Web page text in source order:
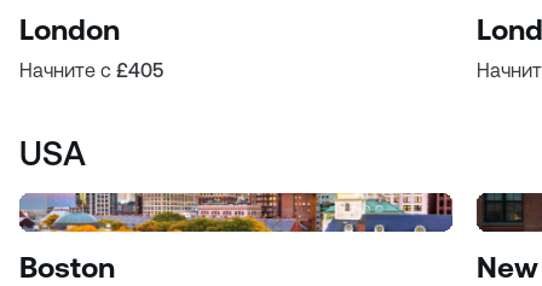
London
Начните с £405
USA
Boston